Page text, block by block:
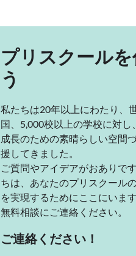
プリスクールを
う
私たちは20年以上にわたり、
国、5,000校以上の学校に対し
成長のための素晴らしい空間
援してきました。
ご質問やアイデアがおありで
ちは、あなたのプリスクール
を実現するためにここにいま
無料相談にご連絡ください。
ご連絡ください！